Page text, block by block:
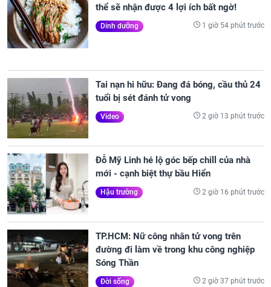
thể sẽ nhận được 4 lợi ích bất ngờ!
Dinh dưỡng 1 giờ 54 phút trước
Tai nạn hi hữu: Đang đá bóng, cầu thủ 24
tuổi bị sét đánh tử vong
Video 2 giờ 13 phút trước
Đỗ Mỹ Linh hé lộ góc bếp chill của nhà
mới - cạnh biệt thự bầu Hiển
Hậu trường 2 giờ 16 phút trước
TP.HCM: Nữ công nhân tử vong trên
đường đi làm về trong khu công nghiệp
Sóng Thần
Đời sống 2 giờ 37 phút trước